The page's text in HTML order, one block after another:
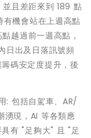
且差距來到 189 點
機會站在上週高點
越過前一週高點，
日出及日落訊號頻
碼安定度提升，後
: 包括自駕車、AR/
現，AI 等各類應
有 "足夠大" 且 "足